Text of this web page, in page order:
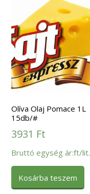
Olíva Olaj Pomace 1L
15db/#
3931 Ft
Bruttó egység ár:ft/lit.
Kosárba teszem